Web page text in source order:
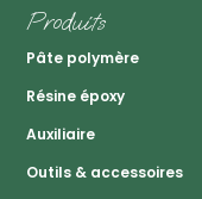
Produits
Pâte polymère
Résine époxy
Auxiliaire
Outils & accessoires